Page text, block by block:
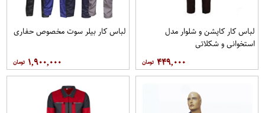
لباس کار کاپشن و شلوار مدل
استخوانی و شکلاتی
۴۴۹,۰۰۰
لباس کار بیلر سوت مخصوص حفاری
۱,۹۰۰,۰۰۰